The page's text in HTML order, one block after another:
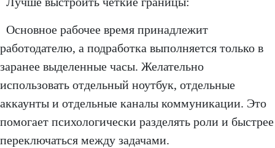
Основное рабочее время принадлежит
работодателю, а подработка выполняется только в
заранее выделенные часы. Желательно
использовать отдельный ноутбук, отдельные
аккаунты и отдельные каналы коммуникации. Это
помогает психологически разделять роли и быстрее
переключаться между задачами.